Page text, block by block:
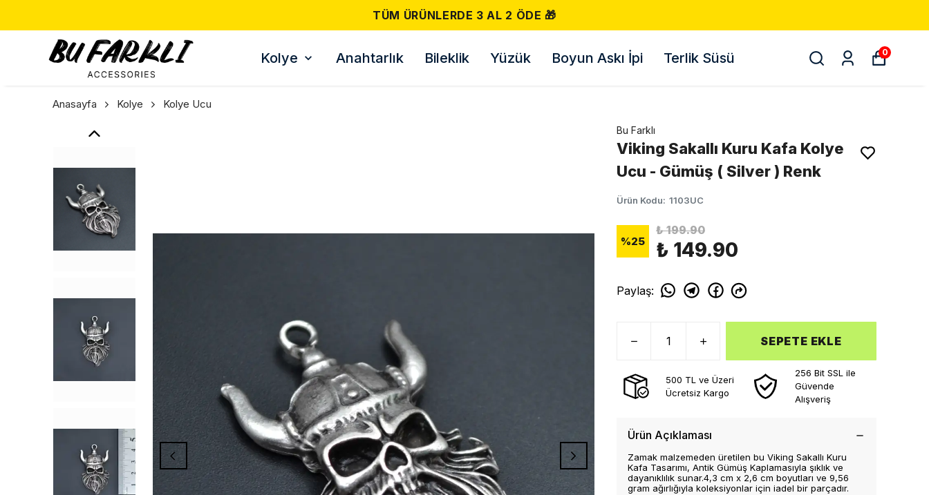
500 TL VE ÜZERI ÜCRETSIZ KARGO! 📦
Kolye Anahtarlık Bileklik Yüzük Boyun Askı İpi Terlik Süsü 0
Anasayfa Kolye Kolye Ucu
Bu Farklı
Viking Sakallı Kuru Kafa Kolye
Ucu - Gümüş ( Silver ) Renk
Ürün Kodu: 1103UC
%25
₺ 199.90
₺ 149.90
Paylaş:
SEPETE EKLE
500 TL ve Üzeri
Ücretsiz Kargo
256 Bit SSL ile
Güvende
Alışveriş
Ürün Açıklaması
Zamak malzemeden üretilen bu Viking Sakallı Kuru
Kafa Tasarımı, Antik Gümüş Kaplamasıyla şıklık ve
dayanıklılık sunar.4,3 cm x 2,6 cm boyutları ve 9,56
gram ağırlığıyla koleksiyonlar için iadel bir parçadır.